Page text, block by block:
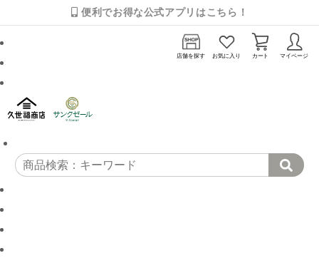
便利でお得な公式アプリはこちら！
店舗を探す お気に入り カート マイページ